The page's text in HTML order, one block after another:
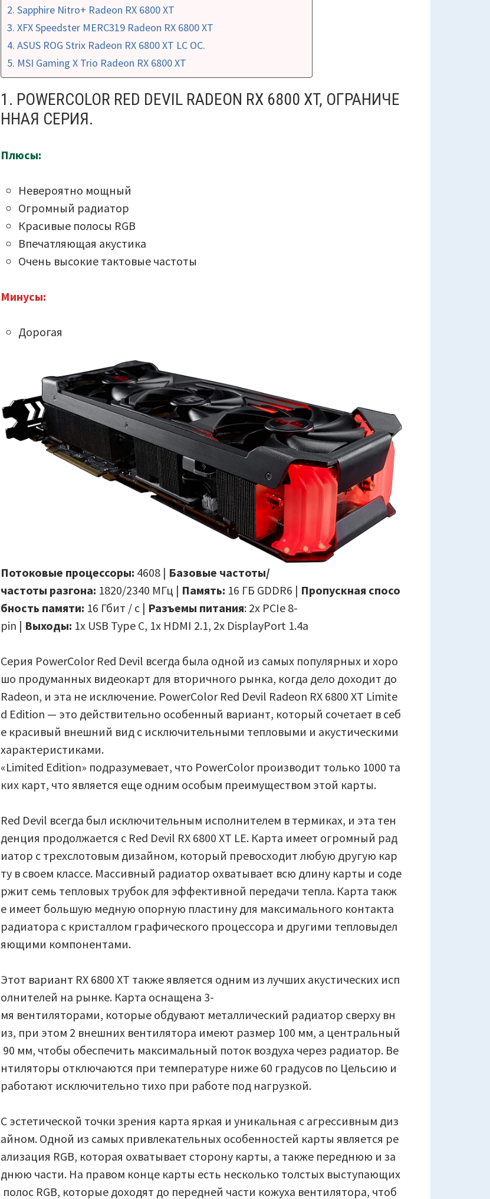
2. Sapphire Nitro+ Radeon RX 6800 XT
3. XFX Speedster MERC319 Radeon RX 6800 XT
4. ASUS ROG Strix Radeon RX 6800 XT LC OC.
5. MSI Gaming X Trio Radeon RX 6800 XT
1. POWERCOLOR RED DEVIL RADEON RX 6800 XT, ОГРАНИЧЕ
ННАЯ СЕРИЯ.
Плюсы:
Невероятно мощный
Огромный радиатор
Красивые полосы RGB
Впечатляющая акустика
Очень высокие тактовые частоты
Минусы:
Дорогая
Потоковые процессоры: 4608 | Базовые частоты/
частоты разгона: 1820/2340 МГц | Память: 16 ГБ GDDR6 | Пропускная спосо
бность памяти: 16 Гбит / с | Разъемы питания: 2x PCIe 8-
pin | Выходы: 1x USB Type C, 1x HDMI 2.1, 2x DisplayPort 1.4a
Серия PowerColor Red Devil всегда была одной из самых популярных и хоро
шо продуманных видеокарт для вторичного рынка, когда дело доходит до
Radeon, и эта не исключение. PowerColor Red Devil Radeon RX 6800 XT Limite
d Edition — это действительно особенный вариант, который сочетает в себ
е красивый внешний вид с исключительными тепловыми и акустическими
характеристиками.
«Limited Edition» подразумевает, что PowerColor производит только 1000 та
ких карт, что является еще одним особым преимуществом этой карты.
Red Devil всегда был исключительным исполнителем в термиках, и эта тен
денция продолжается с Red Devil RX 6800 XT LE. Карта имеет огромный рад
иатор с трехслотовым дизайном, который превосходит любую другую кар
ту в своем классе. Массивный радиатор охватывает всю длину карты и соде
ржит семь тепловых трубок для эффективной передачи тепла. Карта такж
е имеет большую медную опорную пластину для максимального контакта
радиатора с кристаллом графического процессора и другими тепловыдел
яющими компонентами.
Этот вариант RX 6800 XT также является одним из лучших акустических исп
олнителей на рынке. Карта оснащена 3-
мя вентиляторами, которые обдувают металлический радиатор сверху вн
из, при этом 2 внешних вентилятора имеют размер 100 мм, а центральный
90 мм, чтобы обеспечить максимальный поток воздуха через радиатор. Ве
нтиляторы отключаются при температуре ниже 60 градусов по Цельсию и
работают исключительно тихо при работе под нагрузкой.
С эстетической точки зрения карта яркая и уникальная с агрессивным диз
айном. Одной из самых привлекательных особенностей карты является ре
ализация RGB, которая охватывает сторону карты, а также переднюю и за
днюю части. На правом конце карты есть несколько толстых выступающих
полос RGB, которые доходят до передней части кожуха вентилятора, чтоб